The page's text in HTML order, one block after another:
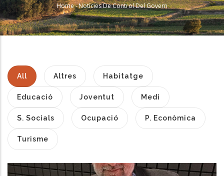
Breadcrumb
Home-Notícies De Control Del Govern
All Altres Habitatge
Educació Joventut Medi
S. Socials Ocupació P. Econòmica
Turisme